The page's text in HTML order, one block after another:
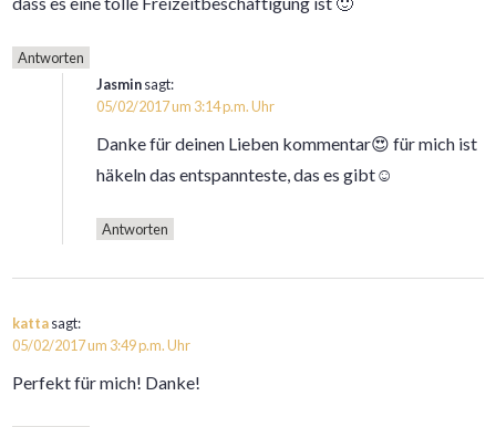
Antworten
Jasminsagt:
05/02/2017 um 3:14 p.m. Uhr
Danke für deinen Lieben kommentar😍 für mich ist
häkeln das entspannteste, das es gibt☺
Antworten
kattasagt:
05/02/2017 um 3:49 p.m. Uhr
Perfekt für mich! Danke!